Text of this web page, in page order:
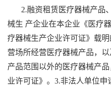
2.融资租赁医疗器械产品
械生 产企业在本企业《医疗
疗器械生产企业许可证》载
营场所经营医疗器械产品，
产品范围以外的医疗器械产
业许可证》。3.非法人单位申